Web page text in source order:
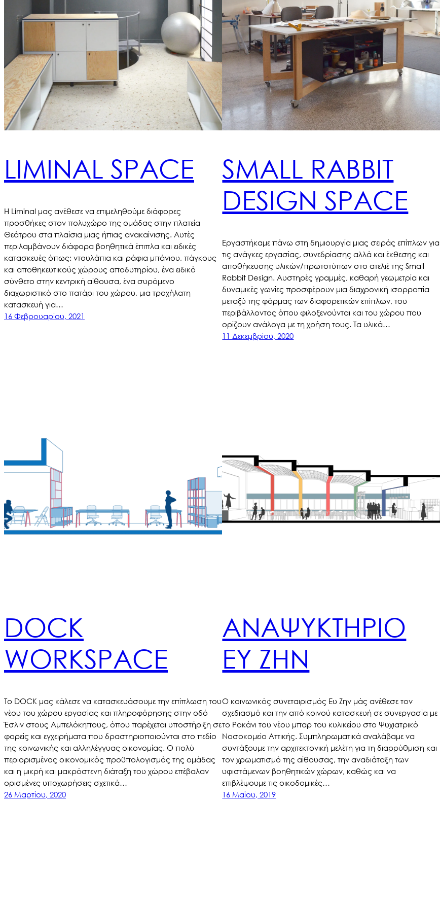
LIMINAL SPACE
Η Liminal μας ανέθεσε να επιμεληθούμε διάφορες
προσθήκες στον πολυχώρο της ομάδας στην πλατεία
Θεάτρου στα πλαίσια μιας ήπιας ανακαίνισης. Αυτές
περιλαμβάνουν διάφορα βοηθητικά έπιπλα και ειδικές
κατασκευές όπως: ντουλάπια και ράφια μπάνιου, πάγκους
και αποθηκευτικούς χώρους αποδυτηρίου, ένα ειδικό
σύνθετο στην κεντρική αίθουσα, ένα συρόμενο
διαχωριστικό στο πατάρι του χώρου, μια τροχήλατη
κατασκευή για…
16 Φεβρουαρίου, 2021
SMALL RABBIT
DESIGN SPACE
Εργαστήκαμε πάνω στη δημιουργία μιας σειράς επίπλων για
τις ανάγκες εργασίας, συνεδρίασης αλλά και έκθεσης και
αποθήκευσης υλικών/πρωτοτύπων στο ατελιέ της Small
Rabbit Design. Αυστηρές γραμμές, καθαρή γεωμετρία και
δυναμικές γωνίες προσφέρουν μια διαχρονική ισορροπία
μεταξύ της φόρμας των διαφορετικών επίπλων, του
περιβάλλοντος όπου φιλοξενούνται και του χώρου που
ορίζουν ανάλογα με τη χρήση τους. Τα υλικά…
11 Δεκεμβρίου, 2020
DOCK
WORKSPACE
Το DOCK μας κάλεσε να κατασκευάσουμε την επίπλωση του
νέου του χώρου εργασίας και πληροφόρησης στην οδό
Έσλιν στους Αμπελόκηπους, όπου παρέχεται υποστήριξη σε
φορείς και εγχειρήματα που δραστηριοποιούνται στο πεδίο
της κοινωνικής και αλληλέγγυας οικονομίας. Ο πολύ
περιορισμένος οικονομικός προϋπολογισμός της ομάδας
και η μικρή και μακρόστενη διάταξη του χώρου επέβαλαν
ορισμένες υποχωρήσεις σχετικά…
26 Μαρτίου, 2020
ΑΝΑΨΥΚΤΗΡΙΟ
ΕΥ ΖΗΝ
O κοινωνικός συνεταιρισμός Ευ Ζην μάς ανέθεσε τον
σχεδιασμό και την από κοινού κατασκευή σε συνεργασία με
το Ροκάνι του νέου μπαρ του κυλικείου στο Ψυχιατρικό
Νοσοκομείο Αττικής. Συμπληρωματικά αναλάβαμε να
συντάξουμε την αρχιτεκτονική μελέτη για τη διαρρύθμιση και
τον χρωματισμό της αίθουσας, την αναδιάταξη των
υφιστάμενων βοηθητικών χώρων, καθώς και να
επιβλέψουμε τις οικοδομικές…
16 Μαΐου, 2019